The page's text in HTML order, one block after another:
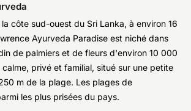
côte sud-ouest du Sri Lanka, à environ 16
Ayurveda Paradise est niché dans
de palmiers et de fleurs d'environ 10 000
calme, privé et familial, situé sur une petite
m de la plage. Les plages de
les plus prisées du pays.